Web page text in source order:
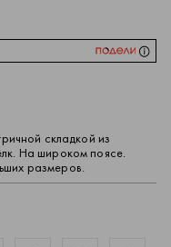
складкой из
На широком поясе.
размеров.